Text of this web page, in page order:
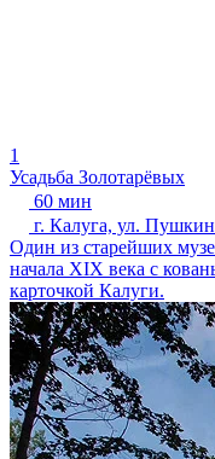
1
Усадьба Золотарёвых
60 мин
г. Калуга, ул.
Один из старейших
начала XIX века с
карточкой Калуги.